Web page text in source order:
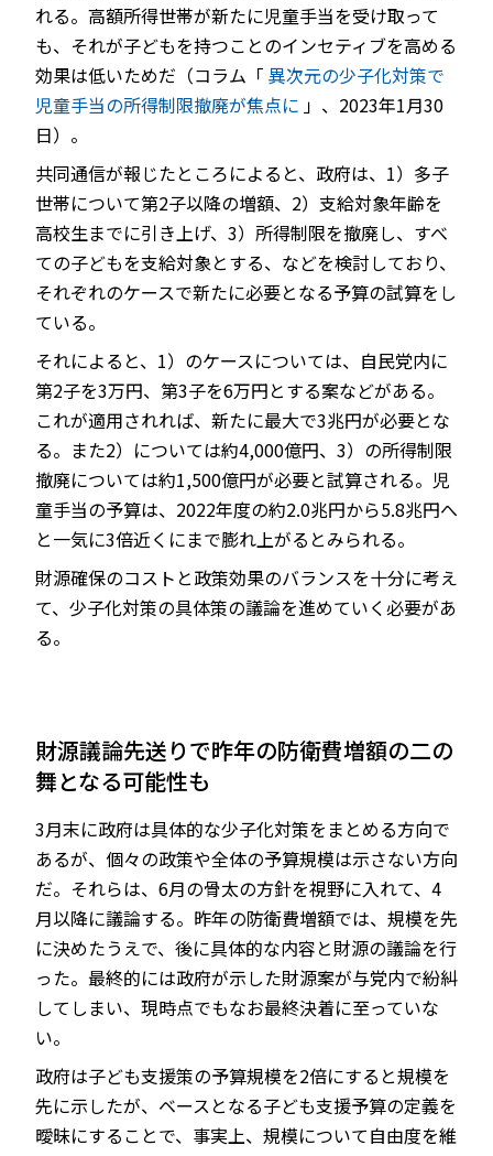
れる。高額所得世帯が新たに児童手当を受け取って
も、それが子どもを持つことのインセティブを高める
効果は低いためだ（コラム「 異次元の少子化対策で
児童手当の所得制限撤廃が焦点に 」、2023年1月30
日）。
共同通信が報じたところによると、政府は、1）多子
世帯について第2子以降の増額、2）支給対象年齢を
高校生までに引き上げ、3）所得制限を撤廃し、すべ
ての子どもを支給対象とする、などを検討しており、
それぞれのケースで新たに必要となる予算の試算をし
ている。
それによると、1）のケースについては、自民党内に
第2子を3万円、第3子を6万円とする案などがある。
これが適用されれば、新たに最大で3兆円が必要とな
る。また2）については約4,000億円、3）の所得制限
撤廃については約1,500億円が必要と試算される。児
童手当の予算は、2022年度の約2.0兆円から5.8兆円へ
と一気に3倍近くにまで膨れ上がるとみられる。
財源確保のコストと政策効果のバランスを十分に考え
て、少子化対策の具体策の議論を進めていく必要があ
る。
財源議論先送りで昨年の防衛費増額の二の
舞となる可能性も
3月末に政府は具体的な少子化対策をまとめる方向で
あるが、個々の政策や全体の予算規模は示さない方向
だ。それらは、6月の骨太の方針を視野に入れて、4
月以降に議論する。昨年の防衛費増額では、規模を先
に決めたうえで、後に具体的な内容と財源の議論を行
った。最終的には政府が示した財源案が与党内で紛糾
してしまい、現時点でもなお最終決着に至っていな
い。
政府は子ども支援策の予算規模を2倍にすると規模を
先に示したが、ベースとなる子ども支援予算の定義を
曖昧にすることで、事実上、規模について自由度を維